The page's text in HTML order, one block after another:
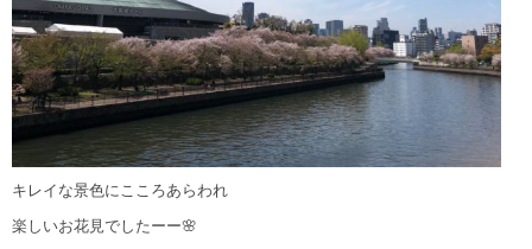
キレイな景色にこころあらわれ
楽しいお花見でしたーー🌸